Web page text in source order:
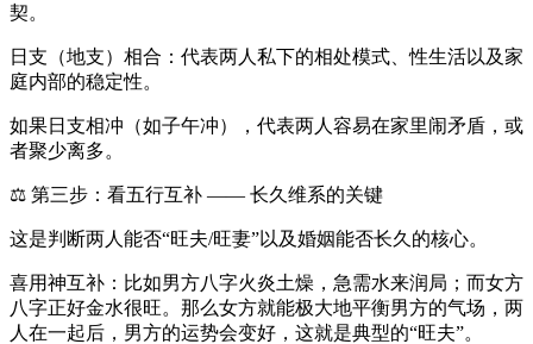
契。
日支（地支）相合：代表两人私下的相处模式、性生活以及家
庭内部的稳定性。
如果日支相冲（如子午冲），代表两人容易在家里闹矛盾，或
者聚少离多。
⚖️ 第三步：看五行互补 —— 长久维系的关键
这是判断两人能否“旺夫/旺妻”以及婚姻能否长久的核心。
喜用神互补：比如男方八字火炎土燥，急需水来润局；而女方
八字正好金水很旺。那么女方就能极大地平衡男方的气场，两
人在一起后，男方的运势会变好，这就是典型的“旺夫”。